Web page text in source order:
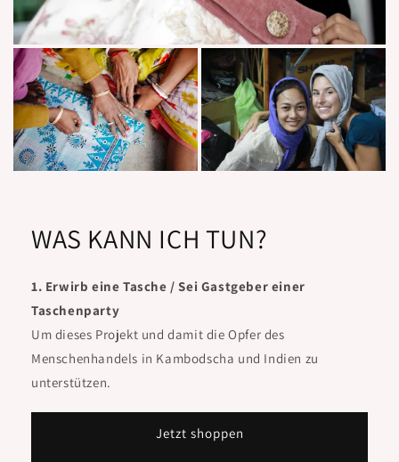
WAS KANN ICH TUN?
1. Erwirb eine Tasche / Sei Gastgeber einer
Taschenparty
Um dieses Projekt und damit die Opfer des
Menschenhandels in Kambodscha und Indien zu
unterstützen.
Jetzt shoppen